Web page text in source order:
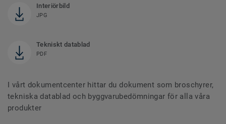
Interiörbild
JPG
Tekniskt datablad
PDF
I vårt dokumentcenter hittar du dokument som broschyrer,
tekniska datablad och byggvarubedömningar för alla våra
produkter